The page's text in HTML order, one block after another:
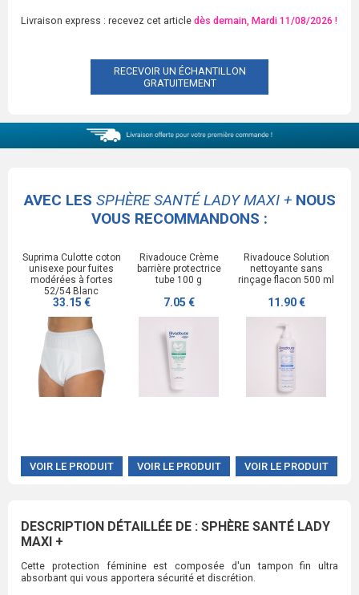
Livraison express : recevez cet article dès demain, Mardi 11/08/2026 !
RECEVOIR UN ÉCHANTILLON
GRATUITEMENT
AVEC LES SPHÈRE SANTÉ LADY MAXI +NOUS
VOUS RECOMMANDONS :
Suprima Culotte coton
unisexe pour fuites
modérées à fortes
52/54 Blanc
33.15 €
VOIR LE PRODUIT
Rivadouce Crème
barrière protectrice
tube 100 g
7.05 €
VOIR LE PRODUIT
Rivadouce Solution
nettoyante sans
rinçage flacon 500 ml
11.90 €
VOIR LE PRODUIT
DESCRIPTION DÉTAILLÉE DE : SPHÈRE SANTÉ LADY
MAXI +
Cette protection féminine est composée d'un tampon fin ultra
absorbant qui vous apportera sécurité et discrétion.